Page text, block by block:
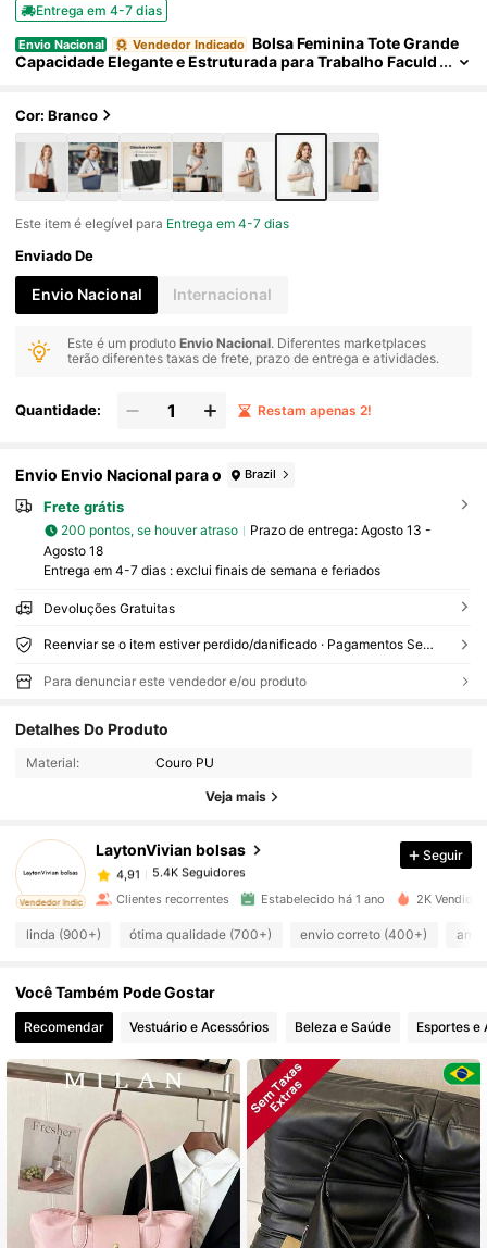
Entrega em 4-7 dias
Envio Nacional Vendedor Indicado Bolsa Feminina Tote Grande
Capacidade Elegante e Estruturada para Trabalho Faculd
Cor: Branco
Este item é elegível para Entrega em 4-7 dias
Enviado De
Envio Nacional Internacional
Este é um produtoEnvio Nacional. Diferentes marketplaces
terão diferentes taxas de frete, prazo de entrega e atividades.
Quantidade: Restam apenas 2!
Envio Envio Nacional para o Brazil
Frete grátis
200 pontos, se houver atraso Prazo de entrega: Agosto 13 -
Agosto 18
Entrega em 4-7 dias : exclui finais de semana e feriados
Devoluções Gratuitas
Reenviar se o item estiver perdido/danificado · Pagamentos Seguros · Proteção de privacidade
Para denunciar este vendedor e/ou produto
Detalhes Do Produto
Material: Couro PU
Veja mais
Vendedor Indicado
LaytonVivian bolsas
4,91 5.4K Seguidores
5.4K Seguidores
4,91 5.4K Seguidores
4,91 5.4K Seguidores
4,91 5.4K Seguidores
4,91 5.4K Seguidores
4,91 5.4K Seguidores
Seguir
Clientes recorrentes Estabelecido há 1 ano 2K Vendido
linda (900+) ótima qualidade (700+) envio correto (400+)
Você Também Pode Gostar
Recomendar Vestuário e Acessórios Beleza e Saúde Esportes e